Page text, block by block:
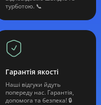
турботою. 📞
Гарантія якості
Наші відгуки йдуть
попереду нас. Гарантія,
допомога та безпека! 🔒